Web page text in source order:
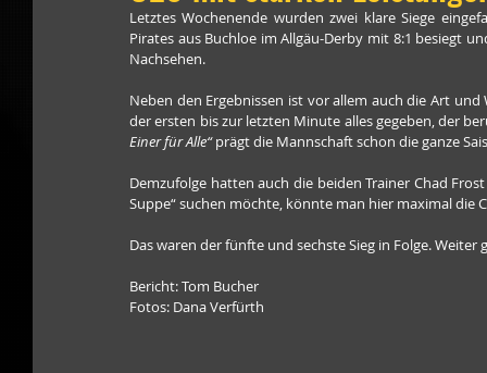
Letztes Wochenende wurden zwei klare Siege
Pirates aus Buchloe im Allgäu-Derby mit 8:1 besiegt
Nachsehen.
Neben den Ergebnissen ist vor allem auch die Art
der ersten bis zur letzten Minute alles gegeben, der
Einer für Alle“ prägt die Mannschaft schon die ganze
Demzufolge hatten auch die beiden Trainer Chad
Suppe“ suchen möchte, könnte man hier maximal die
Das waren der fünfte und sechste Sieg in Folge.
Bericht: Tom Bucher
Fotos: Dana Verfürth